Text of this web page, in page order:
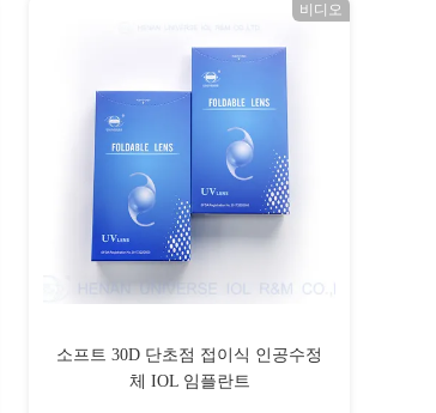
비디오
소프트 30D 단초점 접이식 인공수정
체 IOL 임플란트